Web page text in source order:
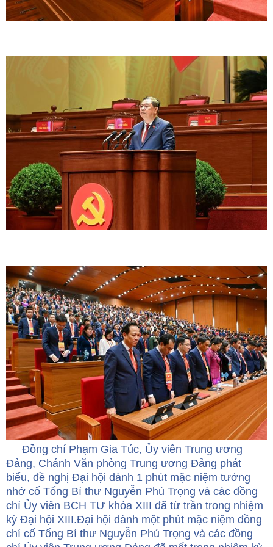
Đồng chí Phạm Gia Túc, Ủy viên Trung ương
Đảng, Chánh Văn phòng Trung ương Đảng phát
biểu, đề nghị Đại hội dành 1 phút mặc niệm tưởng
nhớ cố Tổng Bí thư Nguyễn Phú Trọng và các đồng
chí Ủy viên BCH TƯ khóa XIII đã từ trần trong nhiệm
kỳ Đại hội XIII.Đại hội dành một phút mặc niệm đồng
chí cố Tổng Bí thư Nguyễn Phú Trọng và các đồng